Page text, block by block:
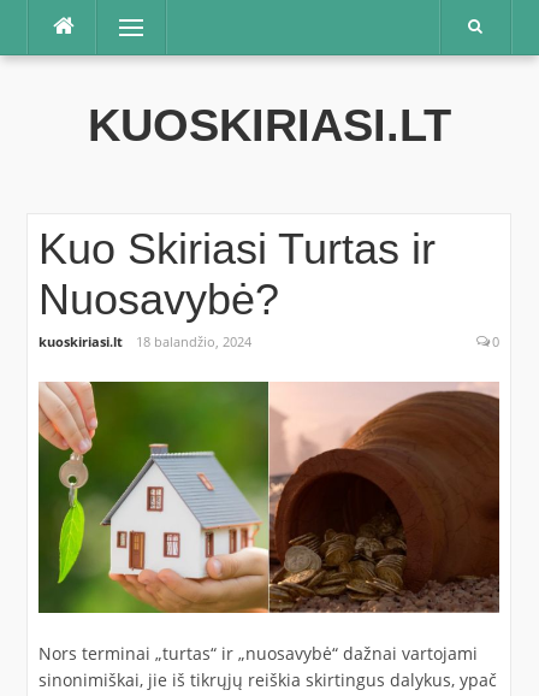
Praleisti
Meniu
KUOSKIRIASI.LT
Kuo Skiriasi Turtas ir
Nuosavybė?
kuoskiriasi.lt 18 balandžio, 2024 0
Nors terminai „turtas“ ir „nuosavybė“ dažnai vartojami
sinonimiškai, jie iš tikrųjų reiškia skirtingus dalykus, ypač